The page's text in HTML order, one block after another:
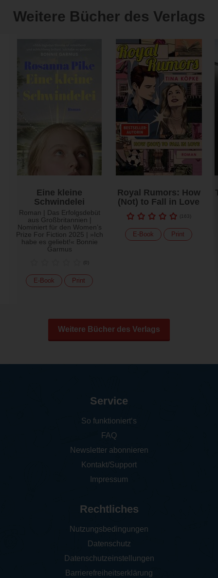
Weitere Bücher des Verlags
Eine kleine
Schwindelei
Roman | Das Erfolgsdebüt
aus Großbritannien |
Nominiert für den Women’s
Prize For Fiction 2025 | »Ich
habe es geliebt!« Bonnie
Garmus
(0)
E-Book Print
Royal Rumors: How
(Not) to Fall in Love
(163)
E-Book Print
Weitere Bücher des Verlags
Service
So funktioniert‘s
FAQ
Newsletter abonnieren
Kontakt/Support
Impressum
Rechtliches
Nutzungsbedingungen
Datenschutz
Datenschutzeinstellungen
Barrierefreiheitserklärung